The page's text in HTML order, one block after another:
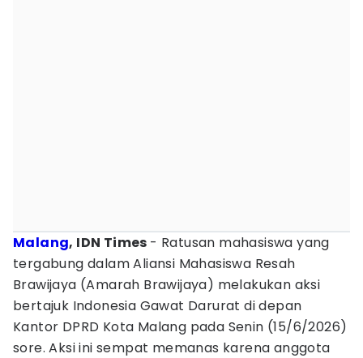
Malang, IDN Times - Ratusan mahasiswa yang
tergabung dalam Aliansi Mahasiswa Resah
Brawijaya (Amarah Brawijaya) melakukan aksi
bertajuk Indonesia Gawat Darurat di depan
Kantor DPRD Kota Malang pada Senin (15/6/2026)
sore. Aksi ini sempat memanas karena anggota